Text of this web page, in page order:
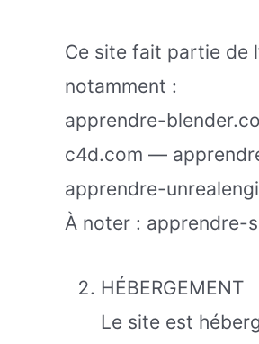
Ce site fait partie de
notamment :
apprendre-
c4d.com —
apprendre-
À noter : apprendre-
HÉBERGEMENT
Le site est